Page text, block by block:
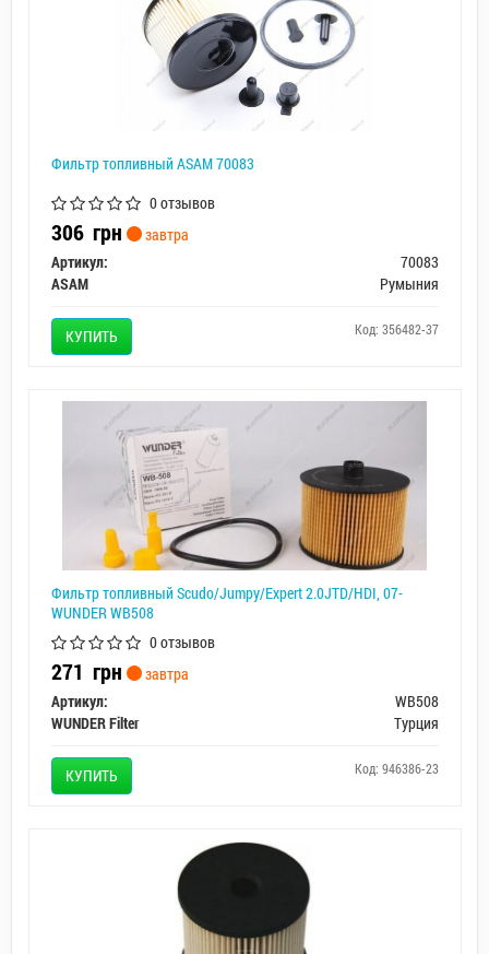
Фильтр топливный ASAM 70083
0 отзывов
306 грн
завтра
Артикул:
70083
ASAM
Румыния
КУПИТЬ Код: 356482-37
Фильтр топливный Scudo/Jumpy/Expert 2.0JTD/HDI, 07-
WUNDER WB508
0 отзывов
271 грн
завтра
Артикул:
WB508
WUNDER Filter
Турция
КУПИТЬ Код: 946386-23